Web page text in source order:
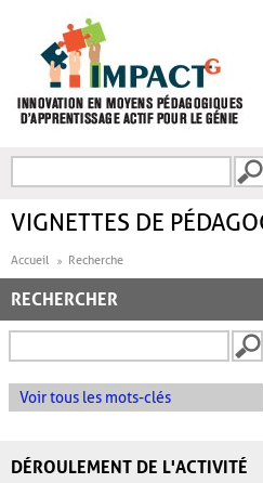
FORMULAIRE DE
VIGNETTES DE
Accueil Recherche
RECHERCHER
Voir tous les mots-clés
DÉROULEMENT DE L'ACTIVITÉ